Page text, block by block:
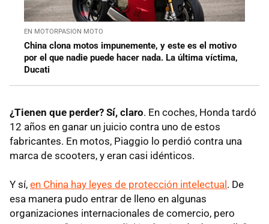
EN MOTORPASION MOTO
China clona motos impunemente, y este es el motivo
por el que nadie puede hacer nada. La última víctima,
Ducati
¿Tienen que perder? Sí, claro. En coches, Honda tardó
12 años en ganar un juicio contra uno de estos
fabricantes. En motos, Piaggio lo perdió contra una
marca de scooters, y eran casi idénticos.
Y sí, en China hay leyes de protección intelectual. De
esa manera pudo entrar de lleno en algunas
organizaciones internacionales de comercio, pero